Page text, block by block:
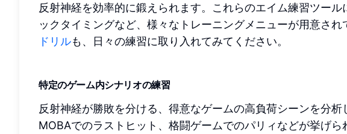
反射神経を効率的に鍛えられます。これらのエイム練習ツー
ックタイミングなど、様々なトレーニングメニューが用意され
ドリルも、日々の練習に取り入れてみてください。
特定のゲーム内シナリオの練習
反射神経が勝敗を分ける、得意なゲームの高負荷シーンを分析
MOBAでのラストヒット、格闘ゲームでのパリィなどが挙げら